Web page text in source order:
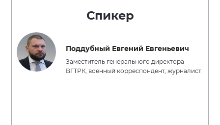
Спикер
Поддубный Евгений Евгеньевич
Заместитель генерального директора
ВГТРК, военный корреспондент, журналист